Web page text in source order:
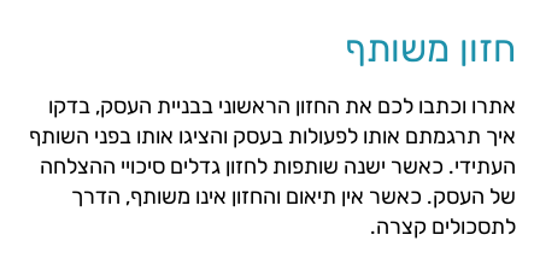
חזון משותף
אתרו וכתבו לכם את החזון הראשוני בבניית העסק, בדקו
איך תרגמתם אותו לפעולות בעסק והציגו אותו בפני השותף
העתידי. כאשר ישנה שותפות לחזון גדלים סיכויי ההצלחה
של העסק. כאשר אין תיאום והחזון אינו משותף, הדרך
לתסכולים קצרה.